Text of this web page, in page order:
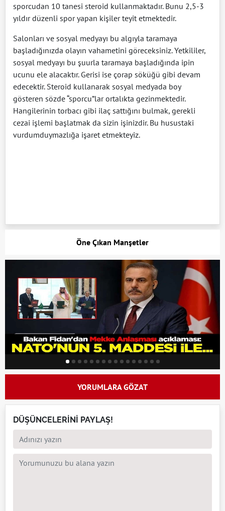
sporcudan 10 tanesi steroid kullanmaktadır. Bunu 2,5-3
yıldır düzenli spor yapan kişiler teyit etmektedir.
Salonları ve sosyal medyayı bu algıyla taramaya
başladığınızda olayın vahametini göreceksiniz. Yetkililer,
sosyal medyayı bu şuurla taramaya başladığında ipin
ucunu ele alacaktır. Gerisi ise çorap söküğü gibi devam
edecektir. Steroid kullanarak sosyal medyada boy
gösteren sözde “sporcu”lar ortalıkta gezinmektedir.
Hangilerinin torbacı gibi ilaç sattığını bulmak, gerekli
cezai işlemi başlatmak da sizin işinizdir. Bu husustaki
vurdumduymazlığa işaret etmekteyiz.
Öne Çıkan Manşetler
YORUMLARA GÖZAT
DÜŞÜNCELERİNİ PAYLAŞ!